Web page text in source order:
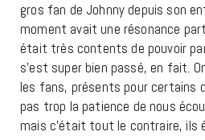
gros fan de Johnny depuis son
moment avait une résonance
était très contents de pouvoir
s’est super bien passé, en fait.
les fans, présents pour certains
pas trop la patience de nous
mais c’était tout le contraire, ils